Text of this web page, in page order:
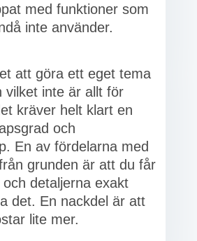
med funktioner som
inte använder.
att göra ett eget tema
vilket inte är allt för
kräver helt klart en
och
En av fördelarna med
grunden är att du får
detaljerna exakt
det. En nackdel är att
lite mer.